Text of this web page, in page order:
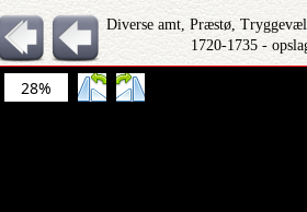
Diverse amt, Præstø,
1720-1735 -
28%